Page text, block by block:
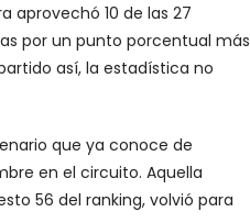
aprovechó 10 de las 27
por un punto porcentual más
así, la estadística no
que ya conoce de
en el circuito. Aquella
56 del ranking, volvió para